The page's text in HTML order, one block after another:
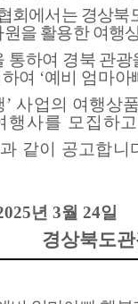
회에서는 경상북
원을 활용한 여행
통하여 경북 관광
여 ‘예비 엄마아
’ 사업의 여행상
행사를 모집하
같이 공고합니
년 3월 24일
경상북도